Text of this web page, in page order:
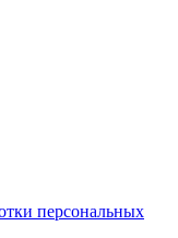
персональных